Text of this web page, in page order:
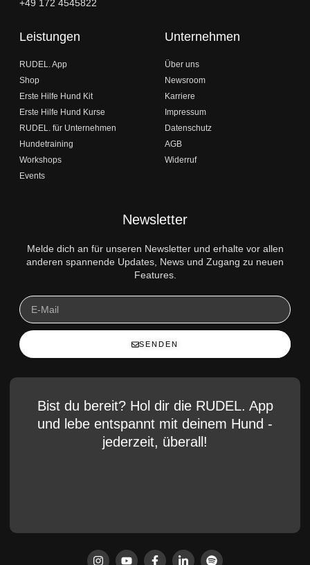
+49 172 4545822
Leistungen
RUDEL. App
Shop
Erste Hilfe Hund Kit
Erste Hilfe Hund Kurse
RUDEL. für Unternehmen
Hundetraining
Workshops
Events
Unternehmen
Über uns
Newsroom
Karriere
Impressum
Datenschutz
AGB
Widerruf
Newsletter
Melde dich an für unseren Newsletter und erhalte vor allen
anderen spannende Updates, News und Zugang zu neuen
Features.
SENDEN
Bist du bereit? Hol dir die RUDEL. App
und lebe entspannt mit deinem Hund -
jederzeit, überall!